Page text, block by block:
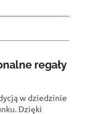
regały
w dziedzinie
Dzięki